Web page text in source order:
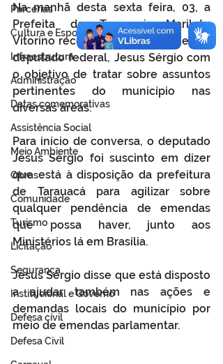
Parcerias
Cultura e Esporte
Infraestrutura
Administração
Datas comemorativas
Assistência Social
Meio Ambiente
Obras
Comunidade
Turismo
Licitação
Segurança
Institucional e Governo
Defesa cívil
Defesa Civil
Na manhã desta sexta feira, 03, a
Prefeita de Tarauacá, Marilete
Vitorino recebeu em seu gabinete o
deputado federal, Jesus Sérgio com
o objetivo de tratar sobre assuntos
pertinentes do município nas
diversas áreas.
Para início de conversa, o deputado
Jesus Sérgio foi suscinto em dizer
que está à disposição da prefeitura
de Tarauacá para agilizar sobre
qualquer pendência de emendas
que possa haver, junto aos
Ministérios lá em Brasília.
Jesus Sérgio disse que está disposto
a ajudar também nas ações e
demandas locais do município por
meio de emendas parlamentar.